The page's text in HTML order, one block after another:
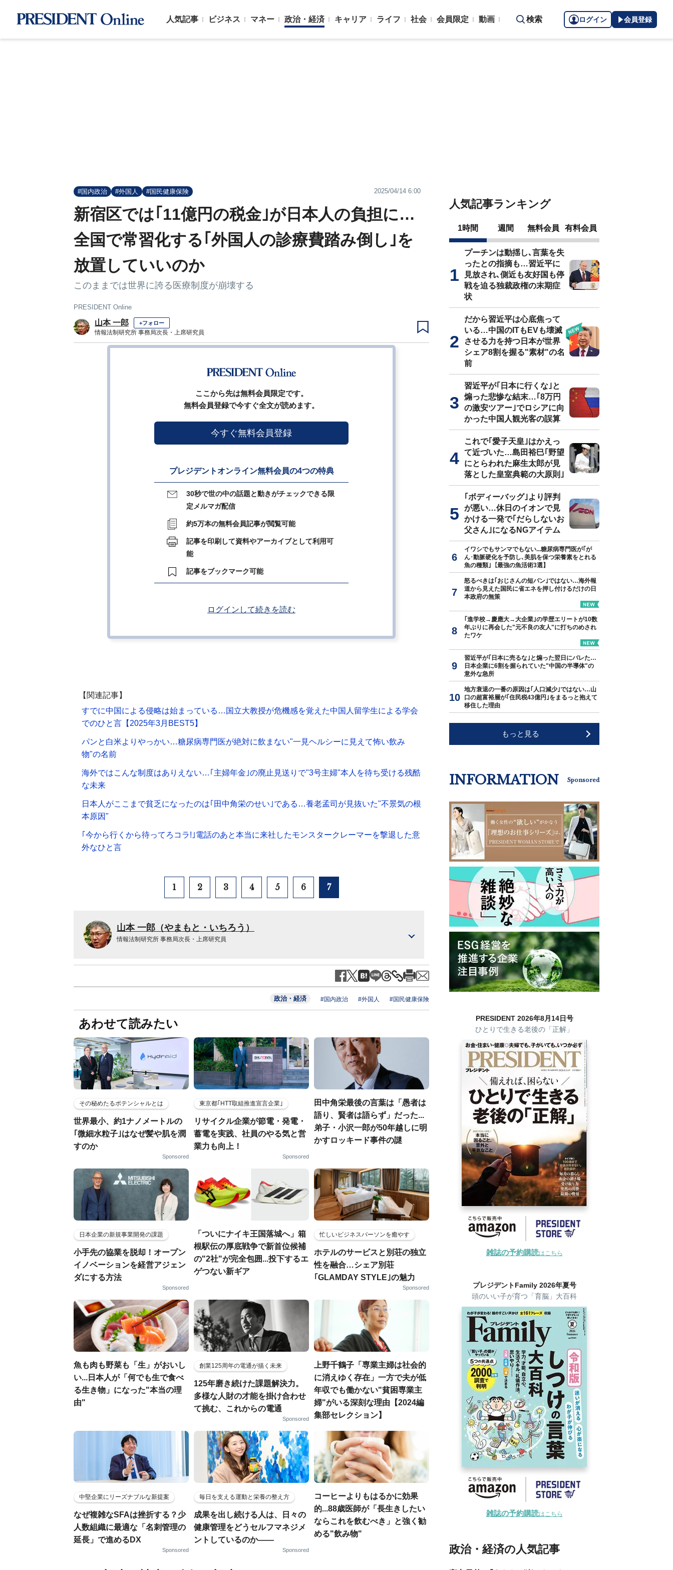
人気記事 ビジネス マネー 政治・経済 キャリア ライフ 社会 会員限定 動画 検索 ログイン 会員登録
#国内政治 #外国人 #国民健康保険 2025/04/14 6:00
新宿区では｢11億円の税金｣が日本人の負担に…
全国で常習化する｢外国人の診療費踏み倒し｣を
放置していいのか
このままでは世界に誇る医療制度が崩壊する
PRESIDENT Online
山本 一郎 +フォロー
情報法制研究所 事務局次長・上席研究員
ここから先は無料会員限定です。
無料会員登録で今すぐ全文が読めます。
今すぐ無料会員登録
プレジデントオンライン無料会員の4つの特典
30秒で世の中の話題と動きがチェックできる限
定メルマガ配信
約5万本の無料会員記事が閲覧可能
記事を印刷して資料やアーカイブとして利用可
能
記事をブックマーク可能
ログインして続きを読む
【関連記事】
すでに中国による侵略は始まっている…国立大教授が危機感を覚えた中国人留学生による学会
でのひと言【2025年3月BEST5】
パンと白米よりやっかい…糖尿病専門医が絶対に飲まない"一見ヘルシーに見えて怖い飲み
物"の名前
海外ではこんな制度はありえない…｢主婦年金｣の廃止見送りで"3号主婦"本人を待ち受ける残酷
な未来
日本人がここまで貧乏になったのは｢田中角栄のせい｣である…養老孟司が見抜いた"不景気の根
本原因"
｢今から行くから待ってろコラ!｣電話のあと本当に来社したモンスタークレーマーを撃退した意
外なひと言
1 2 3 4 5 6 7
山本 一郎（やまもと・いちろう）
情報法制研究所 事務局次長・上席研究員
政治・経済 #国内政治 #外国人 #国民健康保険
あわせて読みたい
その秘めたるポテンシャルとは
世界最小、約1ナノメートルの
｢微細水粒子｣はなぜ髪や肌を潤
すのか
Sponsored
東京都｢HTT取組推進宣言企業｣
リサイクル企業が節電・発電・
蓄電を実践、社員のやる気と営
業力も向上！
Sponsored
田中角栄最後の言葉は「愚者は
語り、賢者は語らず」だった...
弟子・小沢一郎が50年越しに明
かすロッキード事件の謎
日本企業の新規事業開発の課題
小手先の協業を脱却！オープン
イノベーションを経営アジェン
ダにする方法
Sponsored
「ついにナイキ王国落城へ」箱
根駅伝の厚底戦争で新首位候補
の"2社"が完全包囲...投下するエ
ゲつない新ギア
忙しいビジネスパーソンを癒やす
ホテルのサービスと別荘の独立
性を融合…シェア別荘
｢GLAMDAY STYLE｣の魅力
Sponsored
魚も肉も野菜も「生」がおいし
い...日本人が「何でも生で食べ
る生き物」になった"本当の理
由"
創業125周年の電通が描く未来
125年磨き続けた課題解決力。
多様な人財の才能を掛け合わせ
て挑む、これからの電通
Sponsored
上野千鶴子「専業主婦は社会的
に消えゆく存在」一方で夫が低
年収でも働かない"貧困専業主
婦"がいる深刻な理由【2024編
集部セレクション】
中堅企業にリーズナブルな新提案
なぜ複雑なSFAは挫折する？少
人数組織に最適な「名刺管理の
延長」で進めるDX
Sponsored
毎日を支える運動と栄養の整え方
成果を出し続ける人は、日々の
健康管理をどうセルフマネジメ
ントしているのか——
Sponsored
コーヒーよりもはるかに効果
的...88歳医師が「長生きしたい
ならこれを飲むべき」と強く勧
める"飲み物"
人気記事ランキング
1時間 週間 無料会員 有料会員
プーチンは動揺し､言葉を失
ったとの指摘も…習近平に
見放され､側近も友好国も停
戦を迫る独裁政権の末期症
状
だから習近平は心底焦って
いる…中国のITもEVも壊滅
させる力を持つ日本が世界
シェア8割を握る"素材"の名
前
習近平が｢日本に行くな｣と
煽った悲惨な結末…｢8万円
の激安ツアー｣でロシアに向
かった中国人観光客の誤算
これで｢愛子天皇｣はかえっ
て近づいた…島田裕巳｢野望
にとらわれた麻生太郎が見
落とした皇室典範の大原則｣
｢ボディーバッグ｣より評判
が悪い…休日のイオンで見
かける一発で｢だらしないお
父さん｣になるNGアイテム
イワシでもサンマでもない...糖尿病専門医が｢が
ん･動脈硬化を予防し､美肌を保つ栄養素をとれる
魚の種類｣【最強の魚活術3選】
怒るべきは｢おじさんの短パン｣ではない…海外報
道から見えた国民に省エネを押し付けるだけの日
本政府の無策
｢進学校→慶應大→大企業｣の学歴エリートが10数
年ぶりに再会した"元不良の友人"に打ちのめされ
たワケ
習近平が｢日本に売るな｣と煽った翌日にバレた…
日本企業に6割を握られていた"中国の半導体"の
意外な急所
地方衰退の一番の原因は｢人口減少｣ではない…山
口の超富裕層が｢住民税43億円｣をまるっと抱えて
移住した理由
もっと見る
INFORMATION Sponsored
PRESIDENT 2026年8月14日号
ひとりで生きる老後の「正解」
雑誌の予約購読はこちら
プレジデントFamily 2026年夏号
頭のいい子が育つ「育脳」大百科
雑誌の予約購読はこちら
政治・経済の人気記事